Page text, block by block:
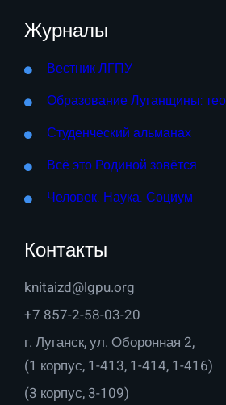
Журналы
Вестник ЛГПУ
Образование Луганщины:
Студенческий альманах
Всё это Родиной зовётся
Человек. Наука. Социум
Контакты
knitaizd@lgpu.org
+7 857-2-58-03-20
г. Луганск, ул. Оборонная 2,
(1 корпус, 1-413, 1-414, 1-416)
(3 корпус, 3-109)